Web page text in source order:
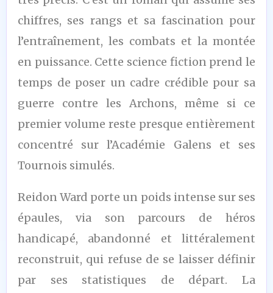
chiffres, ses rangs et sa fascination pour
l’entraînement, les combats et la montée
en puissance. Cette science fiction prend le
temps de poser un cadre crédible pour sa
guerre contre les Archons, même si ce
premier volume reste presque entièrement
concentré sur l’Académie Galens et ses
Tournois simulés.
Reidon Ward porte un poids intense sur ses
épaules, via son parcours de héros
handicapé, abandonné et littéralement
reconstruit, qui refuse de se laisser définir
par ses statistiques de départ. La